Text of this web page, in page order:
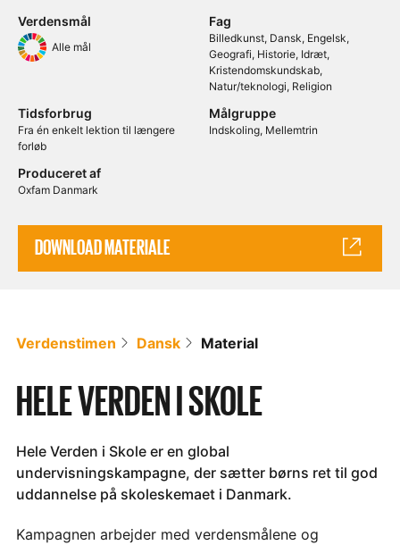
DOWNLOAD MATERIALE
Verdensmål
Alle mål
Fag
Billedkunst Dansk Engelsk
Geografi Historie Idræt
Kristendomskundskab
Natur/teknologi Religion
Tidsforbrug
Fra én enkelt lektion til længere
forløb
Målgruppe
Indskoling Mellemtrin
Produceret af
Oxfam Danmark
Verdenstimen Dansk Material
HELE VERDEN I SKOLE
Hele Verden i Skole er en global
undervisningskampagne, der sætter børns ret til god
uddannelse på skoleskemaet i Danmark.
Kampagnen arbejder med verdensmålene og